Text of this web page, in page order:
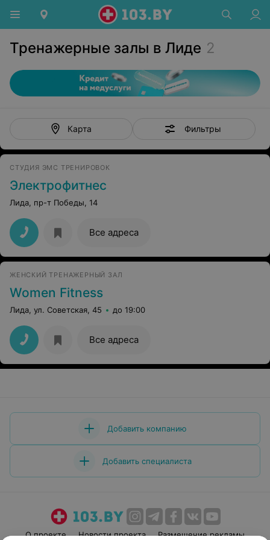
Тренажерные залы в Лиде 2
Карта Фильтры
СТУДИЯ ЭМС ТРЕНИРОВОК
Электрофитнес
Лида, пр-т Победы, 14
Все адреса
ЖЕНСКИЙ ТРЕНАЖЕРНЫЙ ЗАЛ
Women Fitness
Лида, ул. Советская, 45 до 19:00
Все адреса
Добавить компанию
Добавить специалиста
О проекте Новости проекта Размещение рекламы